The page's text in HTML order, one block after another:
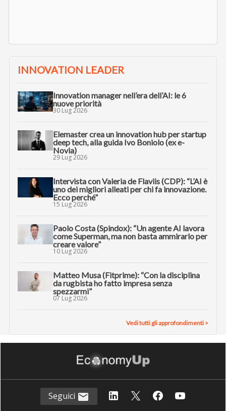
INNOVATION LEADER
Innovation manager nell’era dell’AI: le 6
nuove priorità
30 Lug 2026
Elemaster crea un innovation hub per startup
deep tech, alla guida Ivo Boniolo (ex e-
Novia)
29 Lug 2026
Intervista con Valeria de Flaviis (CDP): “L’AI è
uno dei migliori alleati per chi fa innovazione.
Ecco perché”
15 Lug 2026
Paolo Costa (Spindox): “Un agente AI lavora
come Superman, ma non basta ammirarlo per
creare valore”
10 Lug 2026
Matteo Musa (Fitprime): “Con la disciplina
da rugbista ho fatto impresa senza
spezzarmi”
07 Lug 2026
Vedi tutti gli approfondimenti >
Seguici